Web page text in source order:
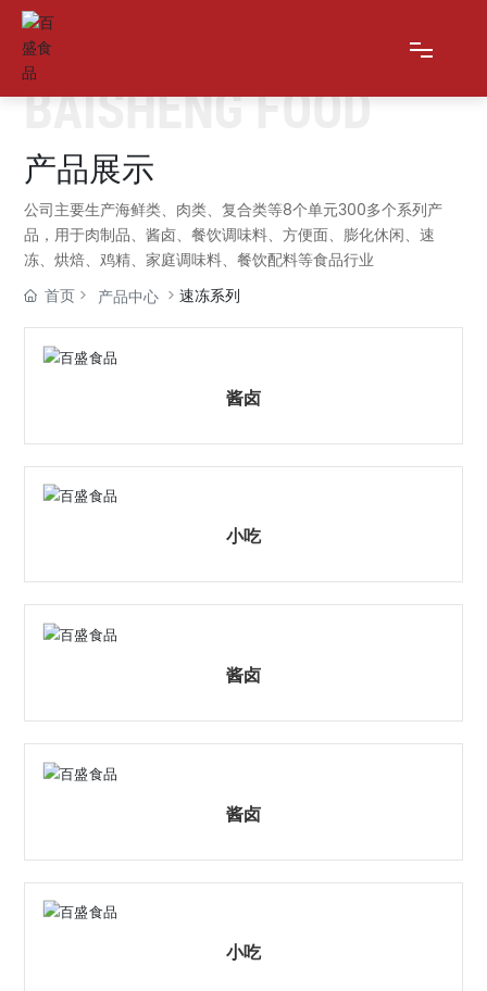
网站首页
关于我们
产品展示
新闻资讯
ENGLISH
BAISHENG FOOD
产品展示
公司主要生产海鲜类、肉类、复合类等8个单元300多个系列产
品，用于肉制品、酱卤、餐饮调味料、方便面、膨化休闲、速
冻、烘焙、鸡精、家庭调味料、餐饮配料等食品行业
首页
产品中心 速冻系列
酱卤
小吃
酱卤
酱卤
小吃